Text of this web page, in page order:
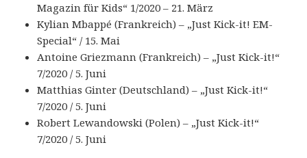
Magazin für Kids“ 1/2020 – 21. März
Kylian Mbappé (Frankreich) – „Just Kick-it! EM-
Special“ / 15. Mai
Antoine Griezmann (Frankreich) – „Just Kick-it!“
7/2020 / 5. Juni
Matthias Ginter (Deutschland) – „Just Kick-it!“
7/2020 / 5. Juni
Robert Lewandowski (Polen) – „Just Kick-it!“
7/2020 / 5. Juni